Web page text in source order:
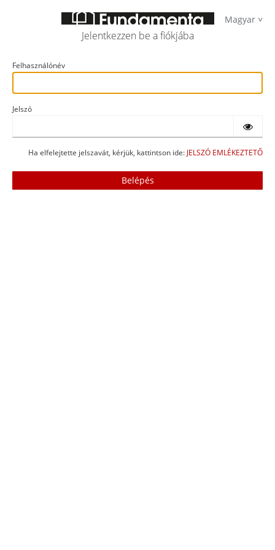
Magyar
Jelentkezzen be a fiókjába
Felhasználónév
Jelszó
Ha elfelejtette jelszavát, kérjük, kattintson ide: JELSZÓ EMLÉKEZTETŐ